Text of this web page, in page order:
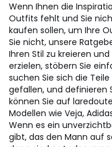
Wenn Ihnen die
Outfits fehlt und Sie
kaufen sollen, um Ihre
Sie nicht, unsere
Ihren Stil zu kreieren
erzielen, stöbern Sie
suchen Sie sich die
gefallen, und definieren
können Sie auf
Modellen wie Veja,
Wenn es ein
gibt, das den Mann auf